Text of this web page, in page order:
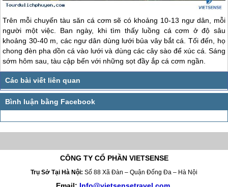
Trên mỗi chuyến tàu săn cá cơm sẽ có khoảng 10-13 ngư dân, mỗi
người một việc. Ban ngày, khi tìm thấy luồng cá cơm ở độ sâu
khoảng 30-40 m, các ngư dân dùng lưới bủa vây bắt cá. Tối đến, họ
chong đèn pha dồn cá vào lưới và dùng các cây sào để xúc cá. Sáng
sớm hôm sau, tàu cập bến với những sọt đầy ắp cá cơm ngần.
CÔNG TY CỔ PHẦN VIETSENSE
Trụ Sở Tại Hà Nội: Số 88 Xã Đàn – Quận Đống Đa – Hà Nội